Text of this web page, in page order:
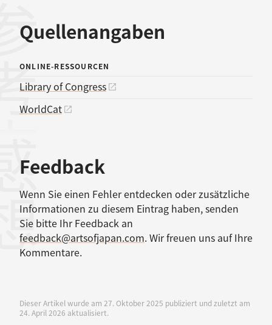
Quellenangaben
献
ONLINE-RESSOURCEN
Library of Congress
WorldCat
Feedback
Wenn Sie einen Fehler entdecken oder zusätzliche
Informationen zu diesem Eintrag haben, senden
Sie bitte Ihr Feedback an
feedback@artsofjapan.com. Wir freuen uns auf Ihre
Kommentare.
Dieser Artikel wurde am 27. Oktober 2025 publiziert und zuletzt am
24. April 2026 aktualisiert.